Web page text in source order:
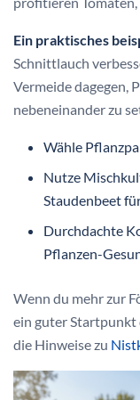
Ein praktisches
Schnittlauch
Vermeide dagegen,
nebeneinander zu
Wähle
Nutze
Staudenbeet
Durchdachte
Pflanzen-
Wenn du mehr zur
ein guter Startpunkt
die Hinweise zu